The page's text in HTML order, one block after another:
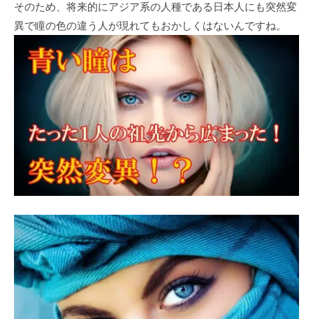
そのため、将来的にアジア系の人種である日本人にも突然変
異で瞳の色の違う人が現れてもおかしくはないんですね。